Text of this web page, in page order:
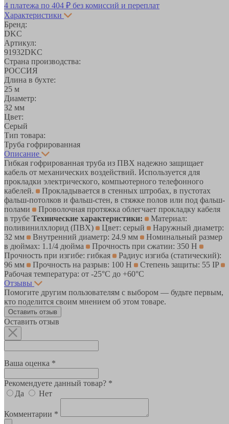
4 платежа по 404 ₽ без комиссий и переплат
Характеристики
Бренд:
DKC
Артикул:
91932DKC
Страна производства:
РОССИЯ
Длина в бухте:
25 м
Диаметр:
32 мм
Цвет:
Серый
Тип товара:
Труба гофрированная
Описание
Гибкая гофрированная труба из ПВХ надежно защищает
кабель от механических воздействий. Используется для
прокладки электрического, компьютерного телефонного
кабелей.
Прокладывается в стенных штробах, в пустотах
фальш-потолков и фальш-стен, в стяжке полов или под фальш-
полами
Проволочная протяжка облегчает прокладку кабеля
в трубе Технические характеристики:
Материал:
поливинилхлорид (ПВХ)
Цвет: cерый
Наружный диаметр:
32 мм
Внутренний диаметр: 24.9 мм
Номинальный размер
в дюймах: 1.1/4 дюйма
Прочность при сжатии: 350 Н
Прочность при изгибе: гибкая
Радиус изгиба (статический):
96 мм
Прочность на разрыв: 100 Н
Степень защиты: 55 IP
Рабочая температура: от -25°C до +60°C
Отзывы
Помогите другим пользователям с выбором — будьте первым,
кто поделится своим мнением об этом товаре.
Оставить отзыв
Оставить отзыв
Ваша оценка *
Рекомендуете данный товар? *
Да
Нет
Комментарии *